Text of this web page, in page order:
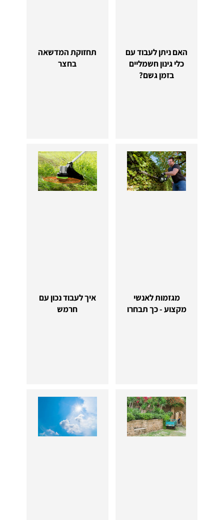
האם ניתן לעבוד עם
כלי גינון חשמליים
בזמן גשם?
תחזוקת המדשאה
בחצר
מגזמות לאנשי
מקצוע - כך תבחרו
איך לעבוד נכון עם
חרמש